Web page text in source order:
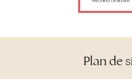
Plan de